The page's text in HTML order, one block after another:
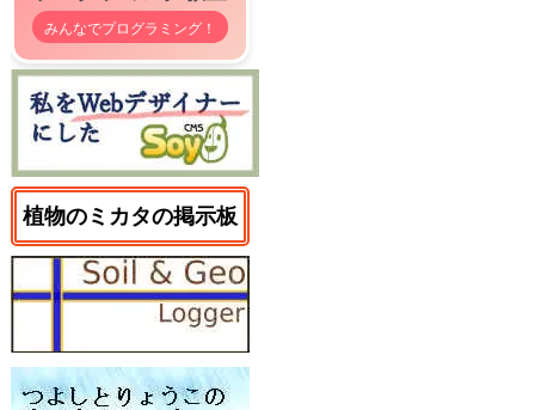
みんなでプログラミング！
植物のミカタの掲示板